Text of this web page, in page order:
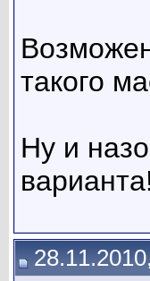
такого
Ну и